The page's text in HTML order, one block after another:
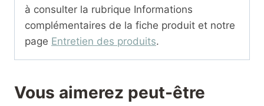
à consulter la rubrique Informations
complémentaires de la fiche produit et notre
page Entretien des produits.
Vous aimerez peut-être